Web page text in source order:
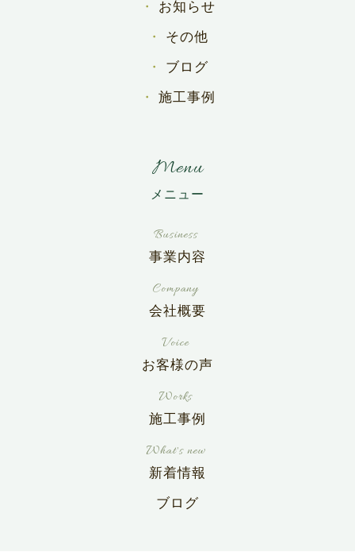
お知らせ
その他
ブログ
施工事例
Menu
事業内容
会社概要
お客様の声
施工事例
新着情報
ブログ